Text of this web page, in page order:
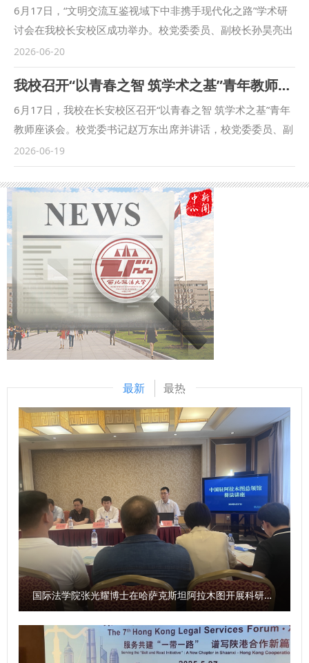
中的重要作用。他寄语广大同学，要见贤思齐，向榜样学习，
汲取奋进力量；要脚踏实地，练就本领，夯实学业根基；要胸
怀家国，勇担时代使命，将个人成长融入国家发展大局。 在
经验分享环节，来自15个学院的优秀毕业生代表分别从学习方
法、科研竞赛、职业规划、社会实践、公考心得等方面，分享
了各自在校期间的成长经历与成功经验，用优异的成绩点燃了
台下学子的追梦热情。作为我校深化校风学风建设的品牌活
励广大学生践行“勤学、善思、笃行”的优良校风学风，引导广
大青年学生在见贤思齐中砥砺前行，在乐学奋进中练就本领。
分享会前，党委学工部部长蒋国纲、商学院党委书记燕楠为优
秀毕业生代表颁发纪念品，勉励他们不负韶华，以奋斗姿态开
启人生新征程。 （供稿：党委学工部 撰稿：席捷 审核：蒋国
纲）
6月17日，“文明交流互鉴视域下中非携手现代化之路”学术研
讨会在我校长安校区成功举办。校党委委员、副校长孙昊亮出
席并致辞，本次会议由科研处、政治与公共管理学院举办，立
足非洲研究院平台建设，围绕中非现代化共建、经贸合作、公
共安全、民生发展等领域开展多维度研讨。 孙昊亮在致辞中
表示，中非交往是文明间的对话，文明互鉴精神是在现代化进
程中焕发出的新光彩，政治与公共管理学院充分发挥优势，深
度融合政治学治理视角与完整法学学科体系，将非洲研究院平
台建设嵌入学院学科发展、人才培育、咨政研究全过程，持续
完善运行机制、拓展研究维度、丰富学术成果，循序渐进塑强
特色品牌智库，期盼与会专家畅抒真知、建言献策，共研共谋
中非深度合作新路径，以文明互鉴扬风帆，以友好协作划双
桨，同心携手奔赴中非共同现代化之路。 主旨发言阶段，与
会学者就中非现代化共识与协同发展前景、民间商会助力中非
命运共同体的实践路径、中非合作框架下我国在非安全利益协
作保护机制及我校非洲研究院建设与布局展望等交流观点。
吉布提青年学者布尔汉·阿卜迪、湖北省非洲民间商会书记严
雄、在非中资企业广州博美瑞国际贸易有限公司代表陈锋、校
内相关职能部门主要负责人及政治与公共管理学院师生代表40
余人参加会议。 （供稿：政治与公共管理学院 撰稿：梁娟娟
2026-06-20
我校召开“以青春之智 筑学术之基”青年教师座谈会
6月17日，我校在长安校区召开“以青春之智 筑学术之基”青年
教师座谈会。校党委书记赵万东出席并讲话，校党委委员、副
校长单文华主持会议。 赵万东充分肯定我校青年教师的精神
风貌和突出业绩。他表示，大家紧盯学术前沿，坚持问题导
向，深耕科研创新，产出了一批高水平成果，为学校内涵建设
提供了有力支持。他强调，针对青年教师提出的急难愁盼问题
和意见建议，各部门要认真听取、跟踪推动、全力解决，进一
步提升人才服务水平，加大科研创新支持保障力度，完善青年
人才培育机制，全面助力青年教师成长发展。他勉励青年教
师，要立足国家重大战略和地方发展需求，深化有组织科研，
促进学术研究提质增效；要善于运用新兴技术赋能教育教学，
不断增强育人实效；要严守学术准则，涵养优良师德师风；要
主动融入学校发展大局，以优异实绩献礼90周年校庆，为推动
学校高质量发展贡献更大力量。 单文华在主持会议时表示，
青年教师是学校事业发展的生力军，学校将持续拓宽沟通交流
渠道，倾听青年教师发展诉求，聚力破解青年教师成长发展中
的堵点难点。希望广大青年教师立足岗位、锐意进取，以青春
之智筑牢学术之基，积极为学校改革发展建言献策。 与会青
年教师代表分享各自科研成长经验，梳理遇到的瓶颈难题，并
围绕强化有组织科研、完善课题申报指导、优化考核评价机
制、畅通资源对接渠道、搭建学术交流平台等方面提出意见建
议。 相关职能部门负责人，各教学科研单位教师代表参加座
谈。 （供稿：科研处 撰稿：吕叔阳 审核：倪楠）
2026-06-19
最新 最热
国际法学院张光耀博士在哈萨克斯坦阿拉木图开展科研与社会服务活动